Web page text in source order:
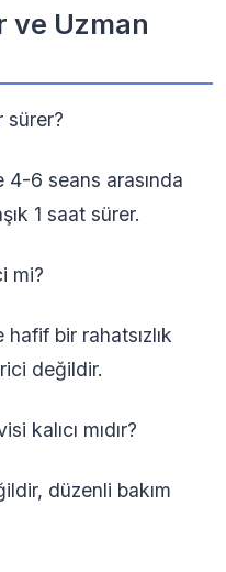
ve Uzman
sürer?
6 seans arasında
1 saat sürer.
mi?
bir rahatsızlık
değildir.
kalıcı mıdır?
düzenli bakım